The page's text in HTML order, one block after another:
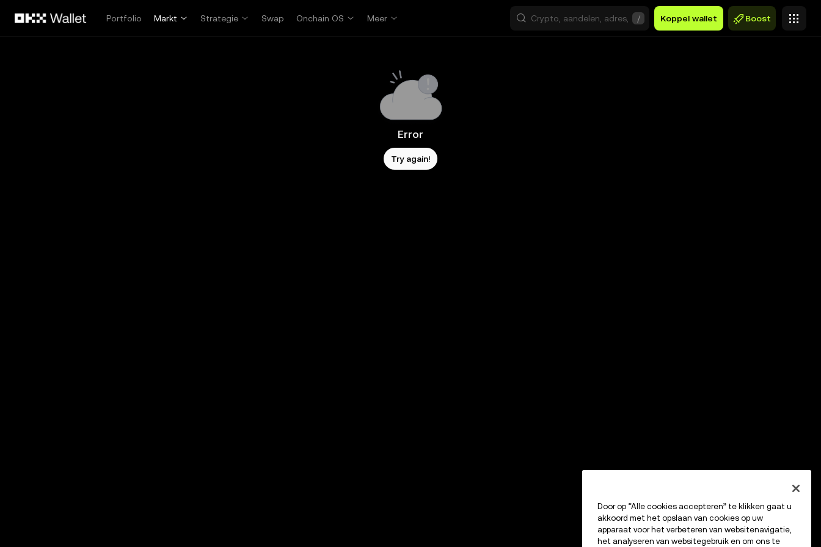
Portfolio
Markt Strategie Swap Onchain OS Meer / Koppel wallet Boost
Error
Try again!
Door op “Alle cookies accepteren” te klikken gaat u
akkoord met het opslaan van cookies op uw
apparaat voor het verbeteren van websitenavigatie,
het analyseren van websitegebruik en om ons te